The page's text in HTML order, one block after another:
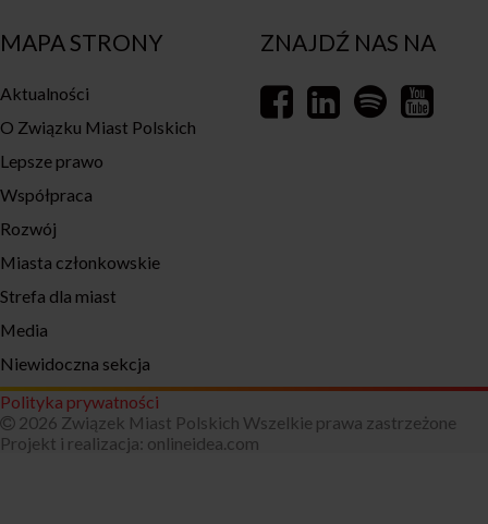
MAPA STRONY
Aktualności
O Związku Miast Polskich
Lepsze prawo
Współpraca
Rozwój
Miasta członkowskie
Strefa dla miast
Media
Niewidoczna sekcja
ZNAJDŹ NAS NA
Polityka prywatności
2026 Związek Miast Polskich Wszelkie prawa zastrzeżone
Projekt i realizacja: onlineidea.com